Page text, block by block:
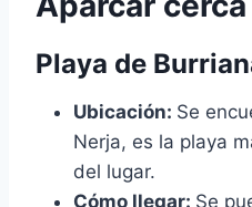
Playa de
Ubicación: Se
Nerja, es la playa
del lugar.
Cómo llegar: Se